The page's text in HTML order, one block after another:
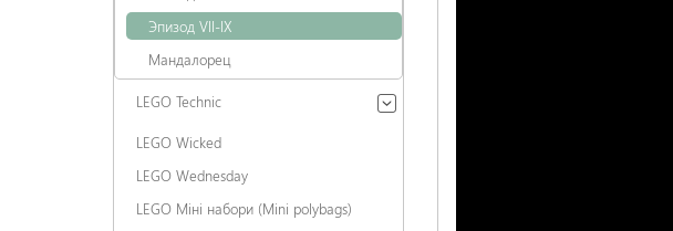
Эпизод VII-IX
Мандалорец
LEGO Technic
LEGO Wicked
LEGO Wednesday
LEGO Міні набори (Mini polybags)